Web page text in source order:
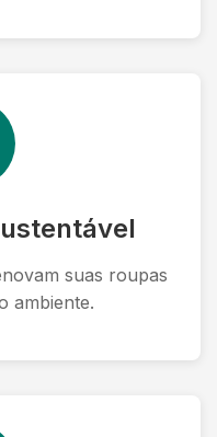
suas roupas
ambiente.